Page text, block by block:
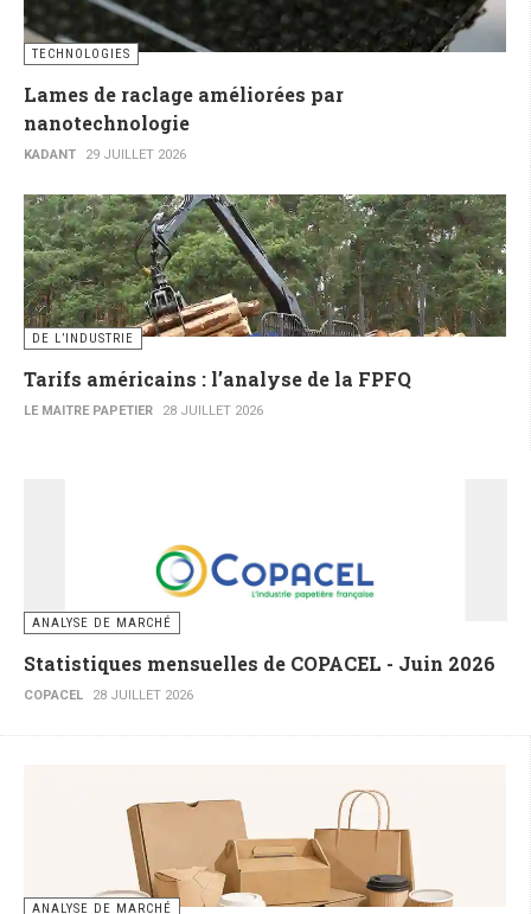
TECHNOLOGIES
Lames de raclage améliorées par
nanotechnologie
KADANT 29 JUILLET 2026
DE L’INDUSTRIE
Tarifs américains : l’analyse de la FPFQ
LE MAITRE PAPETIER 28 JUILLET 2026
ANALYSE DE MARCHÉ
Statistiques mensuelles de COPACEL - Juin 2026
COPACEL 28 JUILLET 2026
ANALYSE DE MARCHÉ